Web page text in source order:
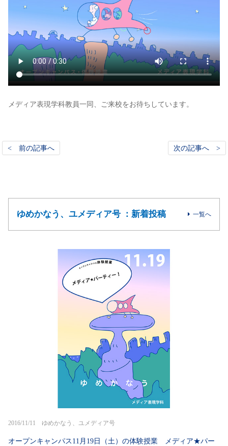
メディア表現学科教員一同、ご来校をお待ちしています。
< 前の記事へ 次の記事へ >
ゆめかなう、ユメディア号 ：新着投稿 一覧へ
2016/11/11 ゆめかなう、ユメディア号
オープンキャンパス11月19日（土）の体験授業 メディア★パー